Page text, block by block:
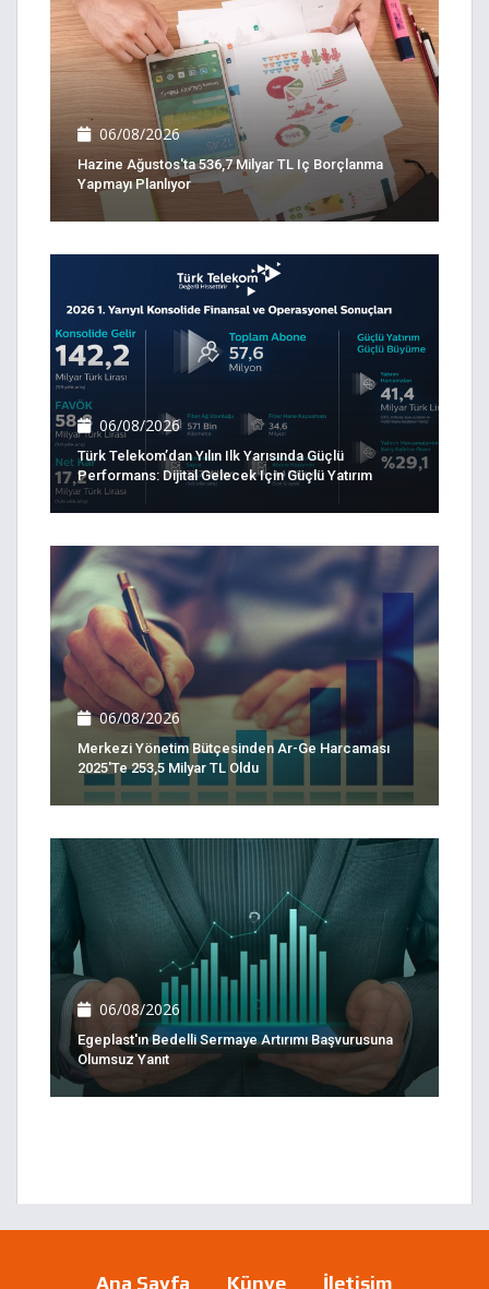
06/08/2026
Hazine Ağustos'ta 536,7 Milyar TL Iç Borçlanma
Yapmayı Planlıyor
06/08/2026
Türk Telekom’dan Yılın Ilk Yarısında Güçlü
Performans: Dijital Gelecek Için Güçlü Yatırım
06/08/2026
Merkezi Yönetim Bütçesinden Ar-Ge Harcaması
2025'te 253,5 Milyar TL Oldu
06/08/2026
Egeplast'ın Bedelli Sermaye Artırımı Başvurusuna
Olumsuz Yanıt
Ana Sayfa Künye İletişim